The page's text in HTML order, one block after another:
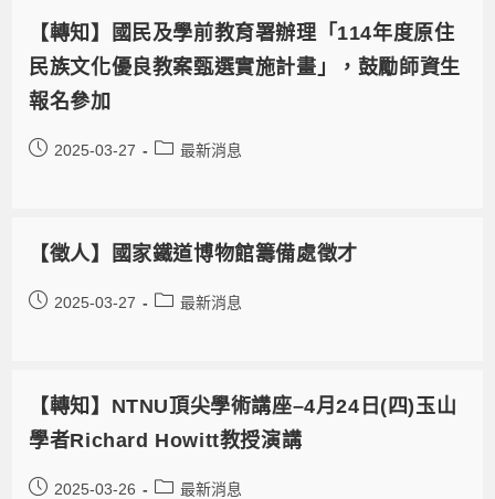
【轉知】國民及學前教育署辦理「114年度原住
民族文化優良教案甄選實施計畫」，鼓勵師資生
報名參加
2025-03-27 最新消息
【徵人】國家鐵道博物館籌備處徵才
2025-03-27 最新消息
【轉知】NTNU頂尖學術講座–4月24日(四)玉山
學者Richard Howitt教授演講
2025-03-26 最新消息